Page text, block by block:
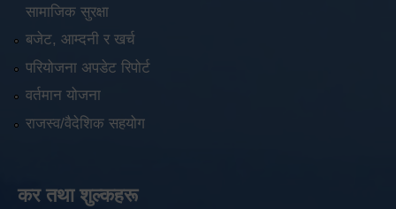
सामाजिक सुरक्षा
बजेट, आम्दनी र खर्च
परियोजना अपडेट रिपोर्ट
वर्तमान योजना
राजस्व/वैदेशिक सहयोग
कर तथा शुल्कहरू